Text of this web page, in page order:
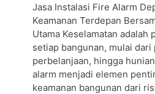
Jasa Instalasi Fire Alarm
Keamanan Terdepan
Utama Keselamatan adalah
setiap bangunan, mulai
perbelanjaan, hingga
alarm menjadi elemen
keamanan bangunan dari